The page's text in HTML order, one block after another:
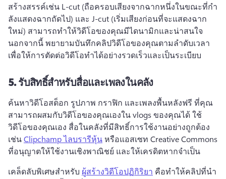
สร้างสรรค์เช่น L-cut (ถือครอบเสียงจากฉากหนึ่งในขณะที่กํา
ลังแสดงฉากถัดไป) และ J-cut (เริ่มเสียงก่อนที่จะแสดงฉาก
นอกจากนี้ พยายามบันทึกคลิปวิดีโอของคุณตามลำดับเวลา
เพื่อให้การตัดต่อวิดีโอทำได้อย่างรวดเร็วและเป็นระเบียบ
5.รับสิทธิ์สําหรับสื่อและเพลงในคลัง
ค้นหาวิดีโอสต็อก รูปภาพ กราฟิก และเพลงพื้นหลังฟรี ที่คุณ
สามารถผสมกับวิดีโอของคุณเองใน vlogs ของคุณได้ ใช้
วิดีโอของคุณเอง สื่อในคลังที่มีสิทธิ์การใช้งานอย่างถูกต้อง
เช่น Clipchamp ไลบรารีหุ้น หรือแอสเซท Creative Commons
ที่อนุญาตให้ใช้งานเชิงพาณิชย์ และให้เครดิตหากจําเป็น
เคล็ดลับพิเศษสําหรับ ผู้สร้างวิดีโอปฏิกิริยา คือทําให้คลิปที่นํา